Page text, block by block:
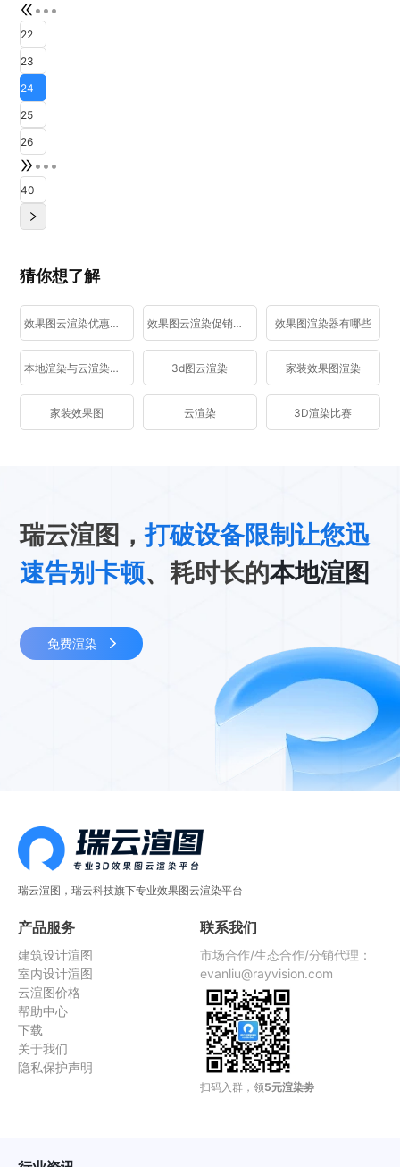
•••
22
23
24
25
26
•••
40
猜你想了解
效果图云渲染优惠活动 效果图云渲染促销活动 效果图渲染器有哪些
本地渲染与云渲染区别 3d图云渲染 家装效果图渲染
家装效果图 云渲染 3D渲染比赛
瑞云渲图，打破设备限制让您迅
速告别卡顿、耗时长的本地渲图
免费渲染
瑞云渲图，瑞云科技旗下专业效果图云渲染平台
产品服务
建筑设计渲图
室内设计渲图
云渲图价格
帮助中心
下载
关于我们
隐私保护声明
联系我们
市场合作/生态合作/分销代理：
evanliu@rayvision.com
扫码入群，领5元渲染劵